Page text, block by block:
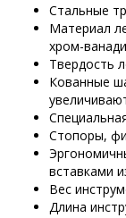
Стальные
Материал
хром-
Твердость
Кованные
Стопоры,
вставками
Вес
Длина